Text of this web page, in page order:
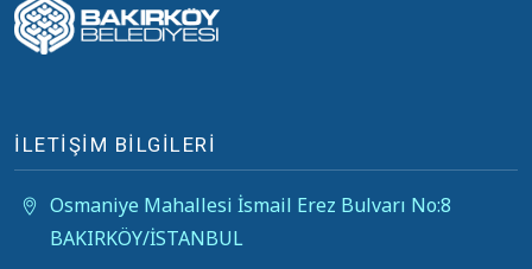
İLETİŞİM BİLGİLERİ
Osmaniye Mahallesi İsmail Erez Bulvarı No:8
BAKIRKÖY/İSTANBUL